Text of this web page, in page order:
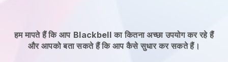
हम मापते हैं कि आप Blackbell का कितना अच्छा उपयोग कर रहे हैं
और आपको बता सकते हैं कि आप कैसे सुधार कर सकते हैं।